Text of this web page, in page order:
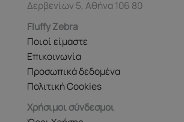
Δερβενίων 5, Αθήνα 106 80
Fluffy Zebra
Ποιοί είμαστε
Επικοινωνία
Προσωπικά δεδομένα
Πολιτική Cookies
Χρήσιμοι σύνδεσμοι